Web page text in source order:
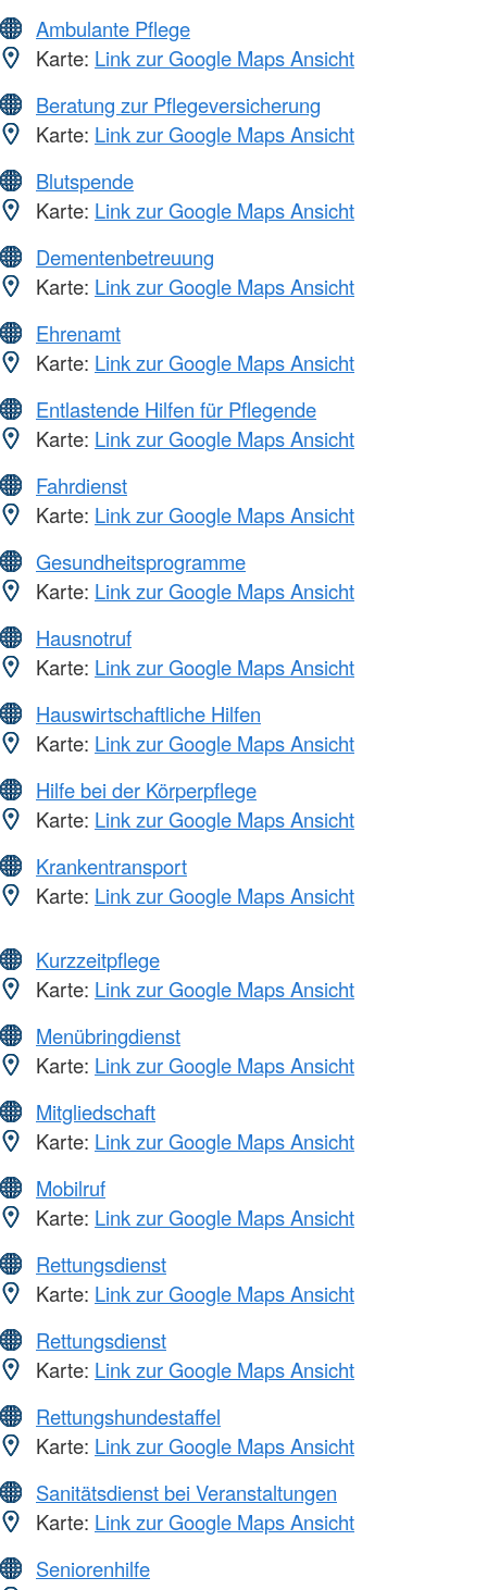
Ambulante Pflege
Karte: Link zur Google Maps Ansicht
Beratung zur Pflegeversicherung
Karte: Link zur Google Maps Ansicht
Blutspende
Karte: Link zur Google Maps Ansicht
Dementenbetreuung
Karte: Link zur Google Maps Ansicht
Ehrenamt
Karte: Link zur Google Maps Ansicht
Entlastende Hilfen für Pflegende
Karte: Link zur Google Maps Ansicht
Fahrdienst
Karte: Link zur Google Maps Ansicht
Gesundheitsprogramme
Karte: Link zur Google Maps Ansicht
Hausnotruf
Karte: Link zur Google Maps Ansicht
Hauswirtschaftliche Hilfen
Karte: Link zur Google Maps Ansicht
Hilfe bei der Körperpflege
Karte: Link zur Google Maps Ansicht
Krankentransport
Karte: Link zur Google Maps Ansicht
Kurzzeitpflege
Karte: Link zur Google Maps Ansicht
Menübringdienst
Karte: Link zur Google Maps Ansicht
Mitgliedschaft
Karte: Link zur Google Maps Ansicht
Mobilruf
Karte: Link zur Google Maps Ansicht
Rettungsdienst
Karte: Link zur Google Maps Ansicht
Rettungsdienst
Karte: Link zur Google Maps Ansicht
Rettungshundestaffel
Karte: Link zur Google Maps Ansicht
Sanitätsdienst bei Veranstaltungen
Karte: Link zur Google Maps Ansicht
Seniorenhilfe